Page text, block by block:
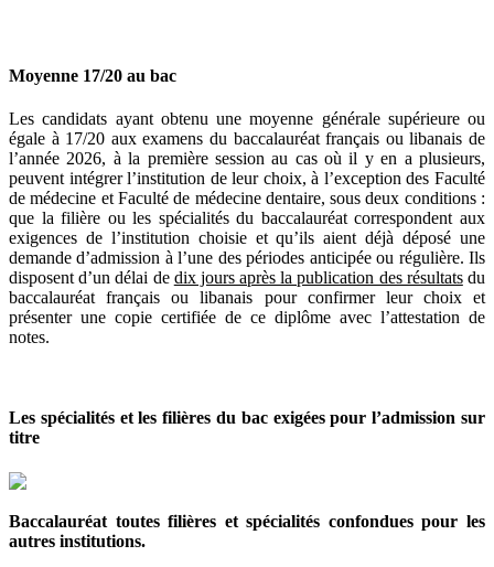
Moyenne 17/20 au bac
Les candidats ayant obtenu une moyenne générale supérieure ou
égale à 17/20 aux examens du baccalauréat français ou libanais de
l’année 2026, à la première session au cas où il y en a plusieurs,
peuvent intégrer l’institution de leur choix, à l’exception des Faculté
de médecine et Faculté de médecine dentaire, sous deux conditions :
que la filière ou les spécialités du baccalauréat correspondent aux
exigences de l’institution choisie et qu’ils aient déjà déposé une
demande d’admission à l’une des périodes anticipée ou régulière. Ils
disposent d’un délai de dix jours après la publication des résultatsdu
baccalauréat français ou libanais pour confirmer leur choix et
présenter une copie certifiée de ce diplôme avec l’attestation de
notes.
Les spécialités et les filières du bac exigées pour l’admission sur
titre
Baccalauréat toutes filières et spécialités confondues pour les
autres institutions.